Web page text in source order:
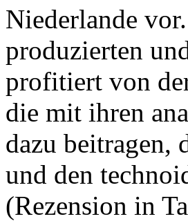
Niederlande
produzierten
profitiert von
die mit ihren
dazu beitragen,
und den
(Rezension in